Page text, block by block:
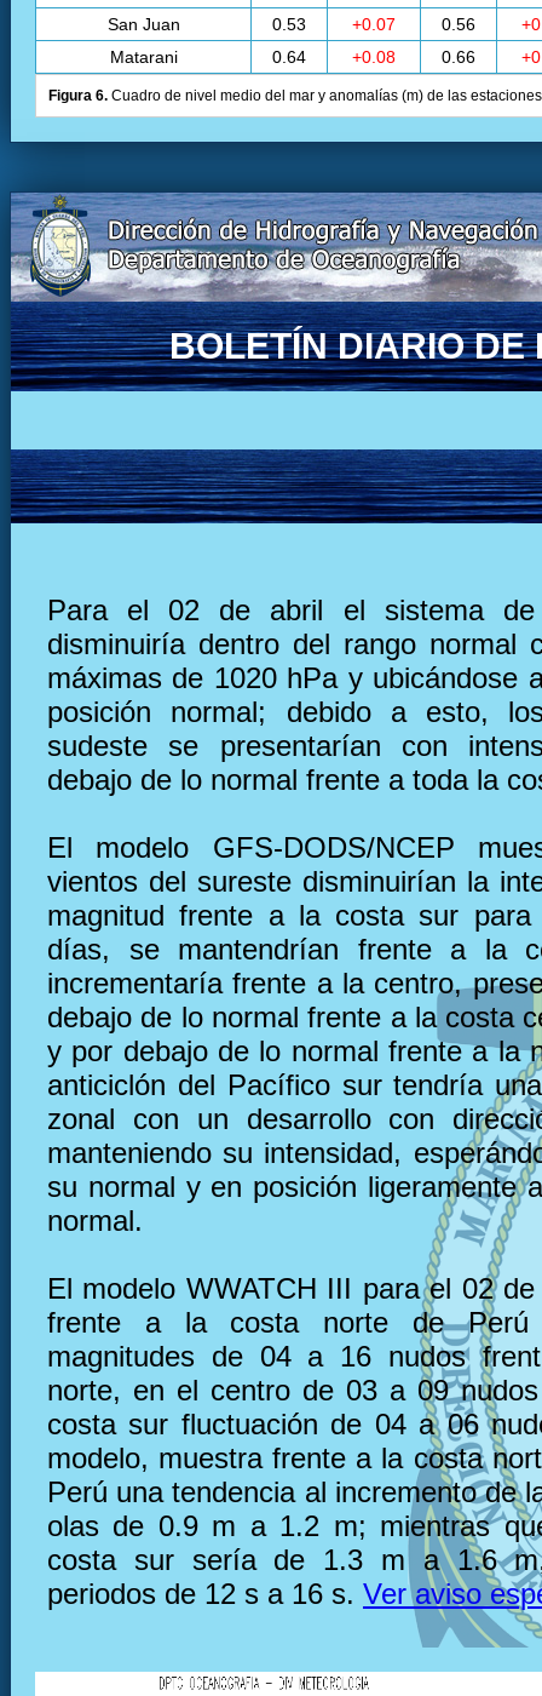
San Juan
0.53 +0.07 0.56
Matarani
0.64 +0.08 0.66
Figura 6. Cuadro de nivel medio del mar y anomalías (m) de las
BOLETÍN DIARIO DE
Para el 02 de abril el sistema de
disminuiría dentro del rango normal
máximas de 1020 hPa y ubicándose
posición normal; debido a esto,
sudeste se presentarían con
debajo de lo normal frente a toda la
El modelo GFS-DODS/NCEP
vientos del sureste disminuirían la
magnitud frente a la costa sur para
días, se mantendrían frente a la
incrementaría frente a la centro,
debajo de lo normal frente a la costa
y por debajo de lo normal frente a la
anticiclón del Pacífico sur tendría
zonal con un desarrollo con
manteniendo su intensidad,
su normal y en posición ligeramente
normal.
El modelo WWATCH III para el 02
frente a la costa norte de Perú
magnitudes de 04 a 16 nudos
norte, en el centro de 03 a 09
costa sur fluctuación de 04 a 06
modelo, muestra frente a la costa
Perú una tendencia al incremento de
olas de 0.9 m a 1.2 m; mientras
costa sur sería de 1.3 m a 1.6
periodos de 12 s a 16 s. Ver aviso